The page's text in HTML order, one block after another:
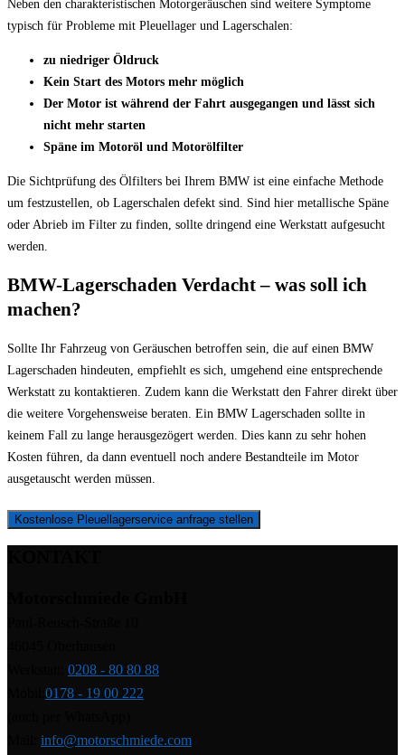
Neben den charakteristischen Motorgeräuschen sind weitere Symptome
typisch für Probleme mit Pleuellager und Lagerschalen:
zu niedriger Öldruck
Kein Start des Motors mehr möglich
Der Motor ist während der Fahrt ausgegangen und lässt sich
nicht mehr starten
Späne im Motoröl und Motorölfilter
Die Sichtprüfung des Ölfilters bei Ihrem BMW ist eine einfache Methode
um festzustellen, ob Lagerschalen defekt sind. Sind hier metallische Späne
oder Abrieb im Filter zu finden, sollte dringend eine Werkstatt aufgesucht
werden.
BMW-Lagerschaden Verdacht – was soll ich
machen?
Sollte Ihr Fahrzeug von Geräuschen betroffen sein, die auf einen BMW
Lagerschaden hindeuten, empfiehlt es sich, umgehend eine entsprechende
Werkstatt zu kontaktieren. Zudem kann die Werkstatt den Fahrer direkt über
die weitere Vorgehensweise beraten. Ein BMW Lagerschaden sollte in
keinem Fall zu lange herausgezögert werden. Dies kann zu sehr hohen
Kosten führen, da dann eventuell noch andere Bestandteile im Motor
ausgetauscht werden müssen.
Kostenlose Pleuellagerservice anfrage stellen
0208 - 80 80 88
0178 - 19 00 222
info@motorschmiede.com